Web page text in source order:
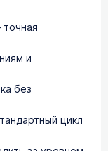
и
без
цикл